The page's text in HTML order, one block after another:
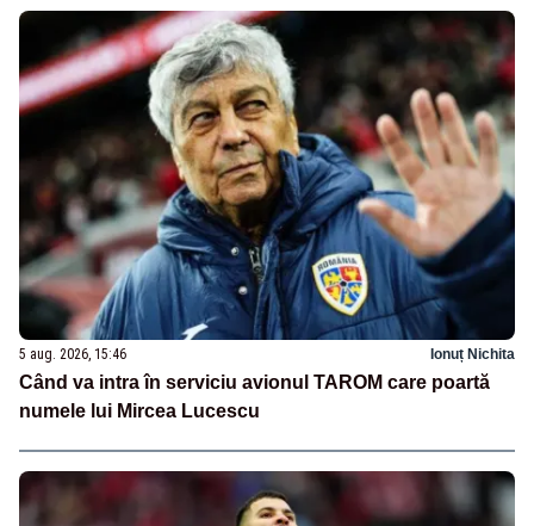
5 aug. 2026, 15:46 Ionuț Nichita
Când va intra în serviciu avionul TAROM care poartă
numele lui Mircea Lucescu